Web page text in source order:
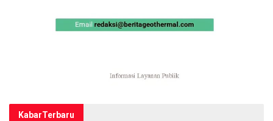
KabarTerbaru